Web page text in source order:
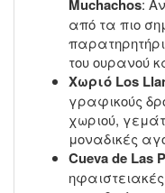
Muchachos:
από τα πιο
του ουρανού
Χωριό Los
γραφικούς
χωριού,
μοναδικές
Cueva de Las